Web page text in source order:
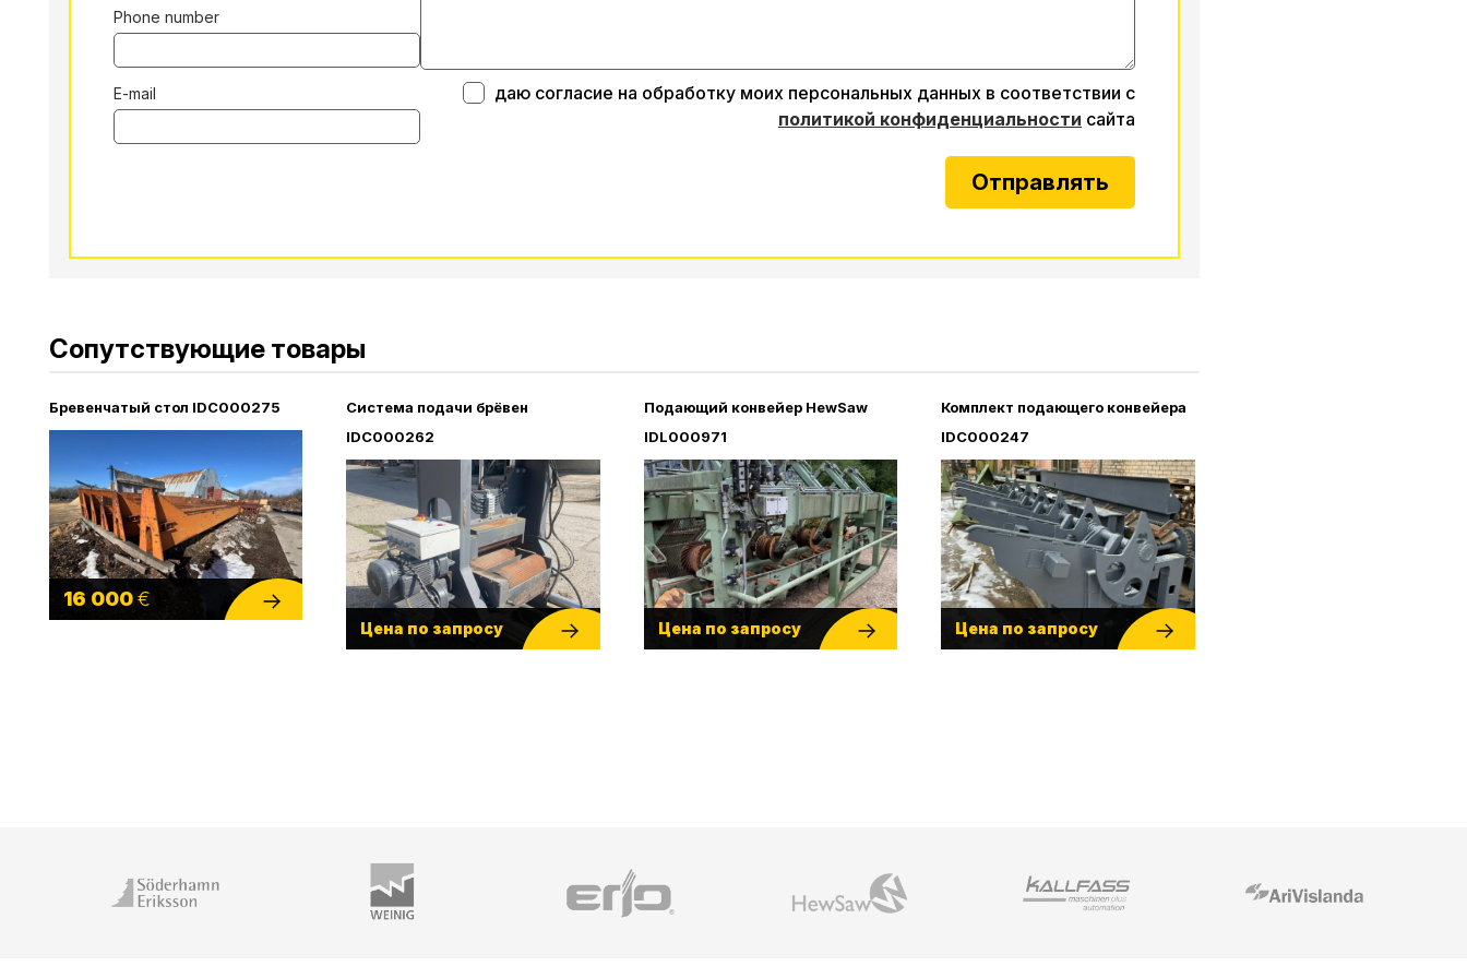
Phone number
E-mail
даю согласие на обработку моих персональных данных в соответствии с
политикой конфиденциальности сайта
Отправлять
Сопутствующие товары
Бревенчатый стол IDC000275
16 000€
Система подачи брёвен
IDC000262
Цена по запросу
Подающий конвейер HewSaw
IDL000971
Цена по запросу
Комплект подающего конвейера
IDC000247
Цена по запросу